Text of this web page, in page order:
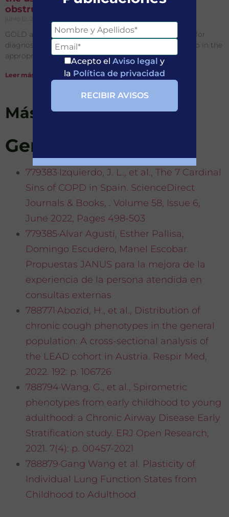
obstruction and diagnose COPD
GOLD and GLI provide a joint position on spirometry for
diagnosing COPD, supporting the fixed FEV1/FVC ratio in the
appropriate clinical context.
Leer más »
Más artículos
General
779383·Izquierdo, J. L., et al., The 7 Cardinal
Sins of COPD in Spain. ScienceDirect
Journals & Books, . Volume 58, Issue 6,
June 2022, Pages 498-503
779385·Alvar Agustí, Esther Pallisa,
Domingo Escudero, Manel Escobar.
Propuestas JANUS para la mejora de la
experiencia de la persona atendida en
consultas externas
788771·Abozid, H., et al., Distribution of
chronic cough phenotypes in the general
population: A cross-sectional analysis of
the LEAD cohort in Austria. Respir Med,
2022. 192: p. 106726
788794·Wang, G., et al., Spirometric
phenotypes from early childhood to young
adulthood: a Chronic Airway Disease Early
Stratification study. ERJ Open Research,
2021. 7(4): p. 00457-2021
788879·Gang Wang et al. Plasticity of
Individual Lung Function States from
Childhood to Adulthood
Acepto el Aviso legal y
la Política de privacidad